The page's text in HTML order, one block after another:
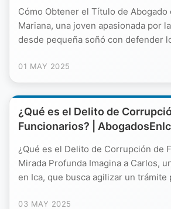
Cómo Obtener el Título de Abogado
Mariana, una joven apasionada por
desde pequeña soñó con defender
01 MAY 2025
¿Qué es el Delito de
Funcionarios? |
¿Qué es el Delito de Corrupción de
Mirada Profunda Imagina a Carlos,
en Ica, que busca agilizar un trámite
03 MAY 2025